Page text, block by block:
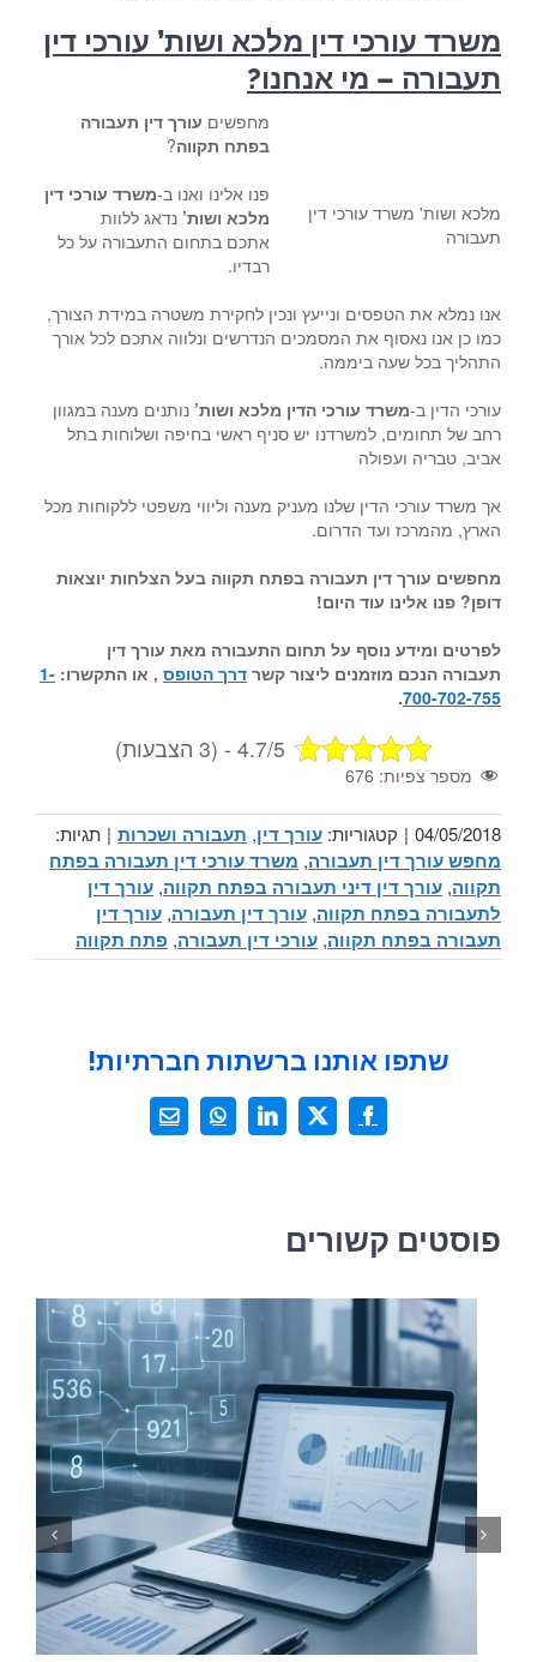
משרד עורכי דין מלכא ושות’ עורכי דין
תעבורה – מי אנחנו?
מלכא ושות' משרד עורכי דין
תעבורה
מחפשים עורך דין תעבורה
בפתח תקווה?
פנו אלינו ואנו ב-משרד עורכי דין
מלכא ושות’ נדאג ללוות
אתכם בתחום התעבורה על כל
רבדיו.
אנו נמלא את הטפסים ונייעץ ונכין לחקירת משטרה במידת הצורך,
כמו כן אנו נאסוף את המסמכים הנדרשים ונלווה אתכם לכל אורך
התהליך בכל שעה ביממה.
עורכי הדין ב-משרד עורכי הדין מלכא ושות’ נותנים מענה במגוון
רחב של תחומים, למשרדנו יש סניף ראשי בחיפה ושלוחות בתל
אביב, טבריה ועפולה
אך משרד עורכי הדין שלנו מעניק מענה וליווי משפטי ללקוחות מכל
הארץ, מהמרכז ועד הדרום.
מחפשים עורך דין תעבורה בפתח תקווה בעל הצלחות יוצאות
דופן? פנו אלינו עוד היום!
לפרטים ומידע נוסף על תחום התעבורה מאת עורך דין
תעבורה הנכם מוזמנים ליצור קשר דרך הטופס , או התקשרו: 1-
700-702-755
.
4.7/5 - (3 הצבעות)
מספר צפיות: 676
04/05/2018
| קטגוריות: עורך דין, תעבורה ושכרות | תגיות:
מחפש עורך דין תעבורה, משרד עורכי דין תעבורה בפתח
תקווה, עורך דין דיני תעבורה בפתח תקווה, עורך דין
לתעבורה בפתח תקווה, עורך דין תעבורה, עורך דין
תעבורה בפתח תקווה, עורכי דין תעבורה, פתח תקווה
שתפו אותנו ברשתות חברתיות!
Facebook
X
LinkedIn
WhatsApp
כתובת
פוסטים קשורים